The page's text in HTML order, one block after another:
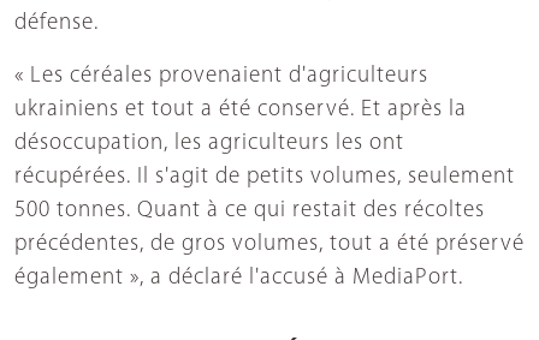
défense.
« Les céréales provenaient d'agriculteurs
ukrainiens et tout a été conservé. Et après la
désoccupation, les agriculteurs les ont
récupérées. Il s'agit de petits volumes, seulement
500 tonnes. Quant à ce qui restait des récoltes
précédentes, de gros volumes, tout a été préservé
également », a déclaré l'accusé à MediaPort.